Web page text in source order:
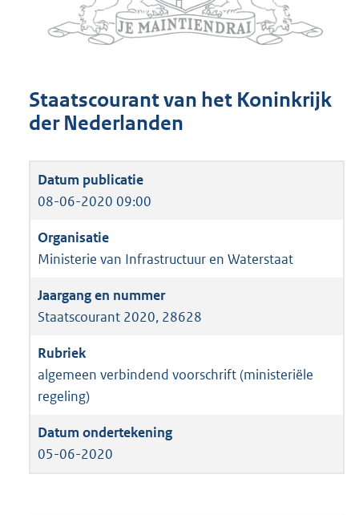
Staatscourant van het Koninkrijk
der Nederlanden
08-06-2020 09:00
Ministerie van Infrastructuur en Waterstaat
Staatscourant 2020, 28628
algemeen verbindend voorschrift (ministeriële
regeling)
05-06-2020